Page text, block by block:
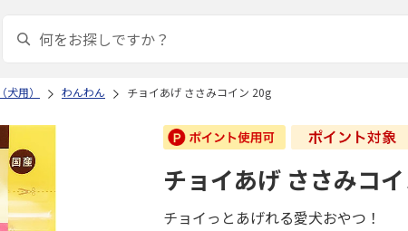
犬用） わんわん チョイあげ ささみコイン 20g
チョイあげ ささみコ
チョイっとあげれる愛犬おやつ！